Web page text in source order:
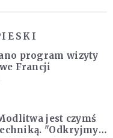
program wizyty
Francji
jest czymś
"Odkryjmy